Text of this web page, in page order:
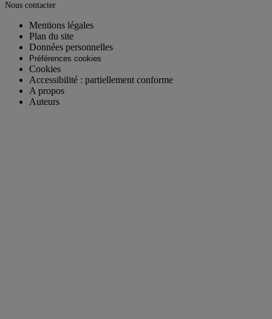
Nous contacter
Mentions légales
Plan du site
Données personnelles
Préférences cookies
Cookies
Accessibilité : partiellement conforme
A propos
Auteurs